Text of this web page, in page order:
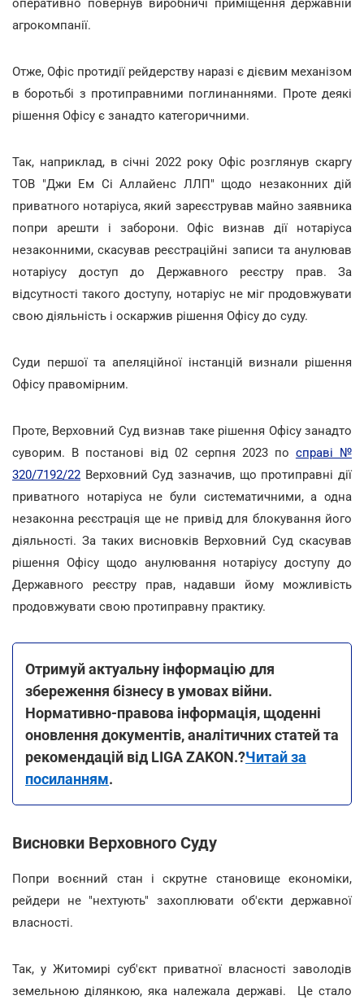
оперативно повернув виробничі приміщення державній
агрокомпанії.
Отже, Офіс протидії рейдерству наразі є дієвим механізом
в боротьбі з протиправними поглинаннями. Проте деякі
рішення Офісу є занадто категоричними.
Так, наприклад, в січні 2022 року Офіс розглянув скаргу
ТОВ "Джи Ем Сі Аллайенс ЛЛП" щодо незаконних дій
приватного нотаріуса, який зареєстрував майно заявника
попри арешти і заборони. Офіс визнав дії нотаріуса
незаконними, скасував реєстраційні записи та анулював
нотаріусу доступ до Державного реєстру прав. За
відсутності такого доступу, нотаріус не міг продовжувати
свою діяльність і оскаржив рішення Офісу до суду.
Суди першої та апеляційної інстанцій визнали рішення
Офісу правомірним.
Проте, Верховний Суд визнав таке рішення Офісу занадто
суворим. В постанові від 02 серпня 2023 по справі №
320/7192/22 Верховний Суд зазначив, що протиправні дії
приватного нотаріуса не були систематичними, а одна
незаконна реєстрація ще не привід для блокування його
діяльності. За таких висновків Верховний Суд скасував
рішення Офісу щодо анулювання нотаріусу доступу до
Державного реєстру прав, надавши йому можливість
продовжувати свою протиправну практику.
Отримуй актуальну інформацію для
збереження бізнесу в умовах війни.
Нормативно-правова інформація, щоденні
оновлення документів, аналітичних статей та
рекомендацій від LIGA ZAKON.?Читай за
посиланням.
Висновки Верховного Суду
Попри воєнний стан і скрутне становище економіки,
рейдери не "нехтують" захоплювати об'єкти державної
власності.
Так, у Житомирі суб'єкт приватної власності заволодів
земельною ділянкою, яка належала державі. Це стало